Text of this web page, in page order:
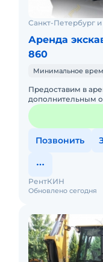
Санкт-Петербург
Аренда
860
Минимальное
Предоставим в
дополнительным
гидромолот, вилы
спецтехники -
Позвонить
Обновлено сегодня
РентКИН